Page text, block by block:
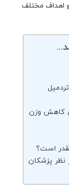
و اهداف مختلف
کاهش وزن
است؟
نظر پزشکان